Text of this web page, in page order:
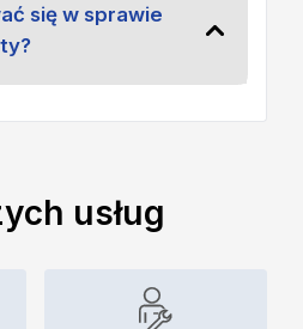
się w sprawie
usług